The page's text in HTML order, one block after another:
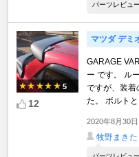
パーツレビュ
5
12
マツダ デミ
GARAGE
ー です。 ル
ですが、装着
た。 ボルト
2020年8月30日
牧野まきた